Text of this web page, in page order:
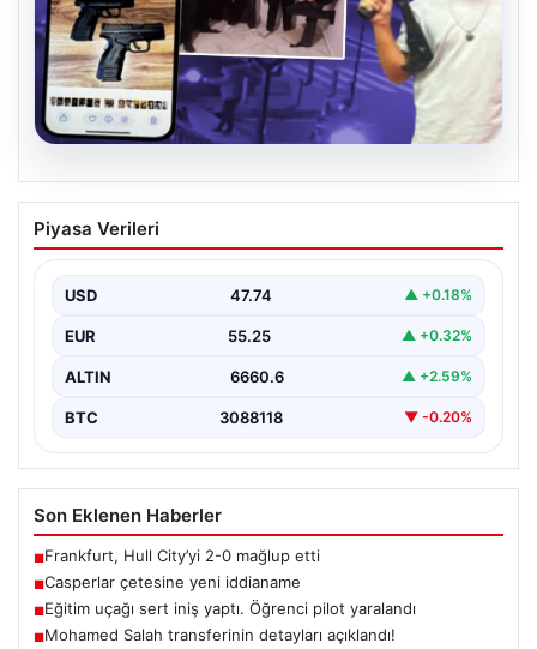
Casperlar çetesine yeni iddianame
Piyasa Verileri
USD 47.74 ▲ +0.18%
EUR 55.25 ▲ +0.32%
ALTIN 6660.6 ▲ +2.59%
BTC 3088118 ▼ -0.20%
Son Eklenen Haberler
■Frankfurt, Hull City’yi 2-0 mağlup etti
■Casperlar çetesine yeni iddianame
■Eğitim uçağı sert iniş yaptı. Öğrenci pilot yaralandı
■Mohamed Salah transferinin detayları açıklandı!